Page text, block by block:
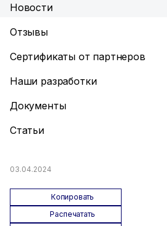
Новости
Отзывы
Сертификаты от партнеров
Наши разработки
Документы
Статьи
03.04.2024
Копировать
Распечатать